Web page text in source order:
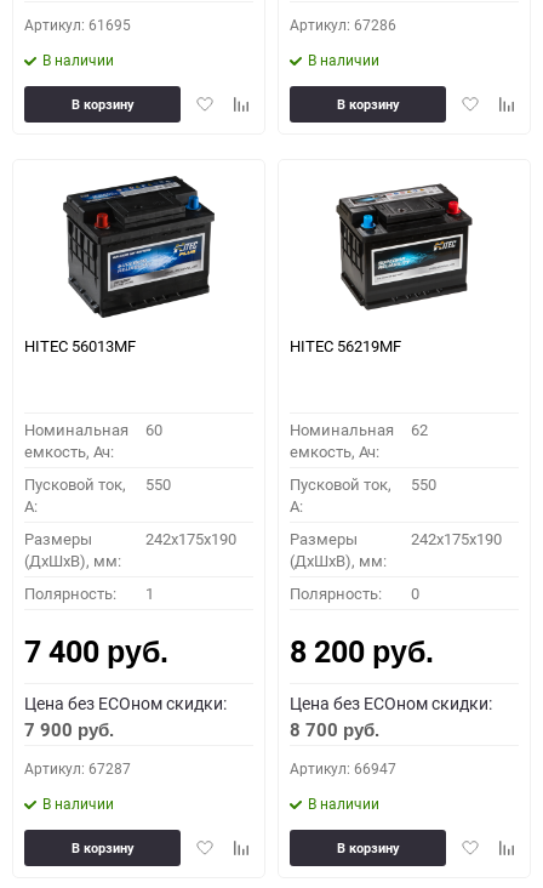
Артикул: 61695
В наличии
ДобавитьДобавить
В корзину
Артикул: 67286
В наличии
Добавить
В корзину
HITEC 56013MF
Номинальная
емкость, Ач:
60
Пусковой ток,
A:
550
Размеры
(ДхШхВ), мм:
242x175x190
Полярность: 1
7 400 руб.
Цена без ECOном скидки:
7 900 руб.
Артикул: 67287
В наличии
ДобавитьДобавить
В корзину
HITEC 56219MF
Номинальная
емкость, Ач:
62
Пусковой ток,
A:
550
Размеры
(ДхШхВ), мм:
242x175x190
Полярность: 0
8 200 руб.
Цена без ECOном скидки:
8 700 руб.
Артикул: 66947
В наличии
Добавить
В корзину